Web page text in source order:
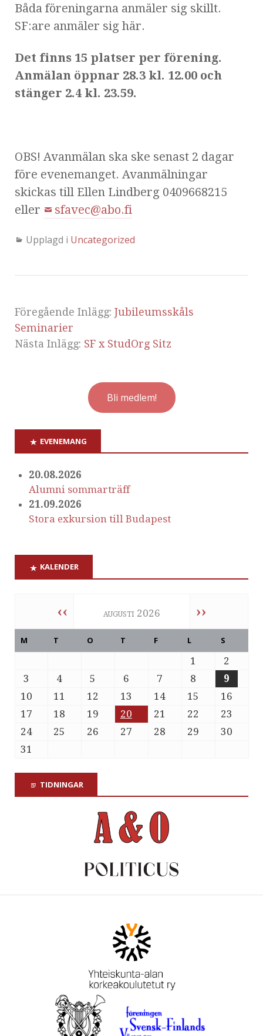
Båda föreningarna anmäler sig skillt.
SF:are anmäler sig här.
Det finns 15 platser per förening.
Anmälan öppnar 28.3 kl. 12.00 och
stänger 2.4 kl. 23.59.
OBS! Avanmälan ska ske senast 2 dagar
före evenemanget. Avanmälningar
skickas till Ellen Lindberg 0409668215
eller
sfavec@abo.fi
Upplagd i Uncategorized
Föregående Inlägg: Jubileumsskåls
Seminarier
Nästa Inlägg: SF x StudOrg Sitz
Bli medlem!
EVENEMANG
20.08.2026
Alumni sommarträff
21.09.2026
Stora exkursion till Budapest
KALENDER
‹‹ augusti 2026 ››
M T O T F L S
1
2
3
4 5 6 7 8
9
10
11 12 13 14 15
16
17
18 19 20 21 22
23
24
25 26 27 28 29
30
31
TIDNINGAR